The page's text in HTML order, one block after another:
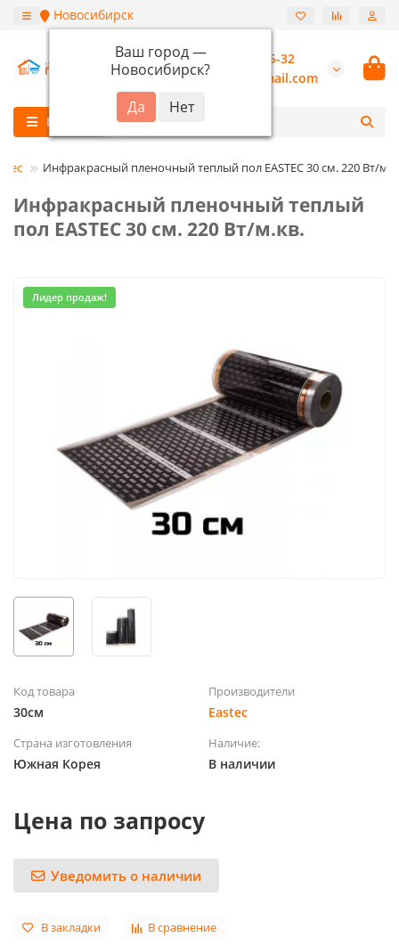
Новосибирск
Ваш город —
Новосибирск?
+7 (913) 987-55-32
burannsk@gmail.com
Каталог
Инфракрасный пленочный теплый пол EASTEC 30 см. 220 Вт/
Инфракрасный пленочный теплый
пол EASTEC 30 см. 220 Вт/м.кв.
Лидер продаж!
Код товара
30см
Производители
Eastec
Страна изготовления
Южная Корея
Наличие:
В наличии
Цена по запросу
Уведомить о наличии
В закладки В сравнение